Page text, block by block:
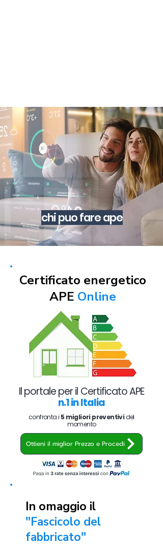
chi puo fare ape
Certificato energetico
APE Online
Il portale per il Certificato APE
n.1 in Italia
confronta i 5 migliori preventividel
momento
Ottieni il miglior Prezzo e Procedi
In omaggio il
"Fascicolo del
fabbricato"